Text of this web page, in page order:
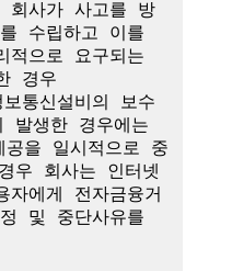
회사가 사고를 방
수립하고 이를
적으로 요구되는
경우
통신설비의 보수
생한 경우에는
공을 일시적으로 중
우 회사는 인터넷
에게 전자금융거
및 중단사유를